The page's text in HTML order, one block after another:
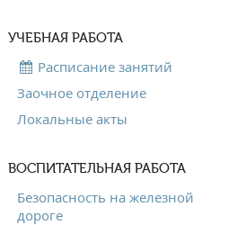
УЧЕБНАЯ РАБОТА
Расписание занятий
Заочное отделение
Локальные акты
ВОСПИТАТЕЛЬНАЯ РАБОТА
Безопасность на железной
дороге